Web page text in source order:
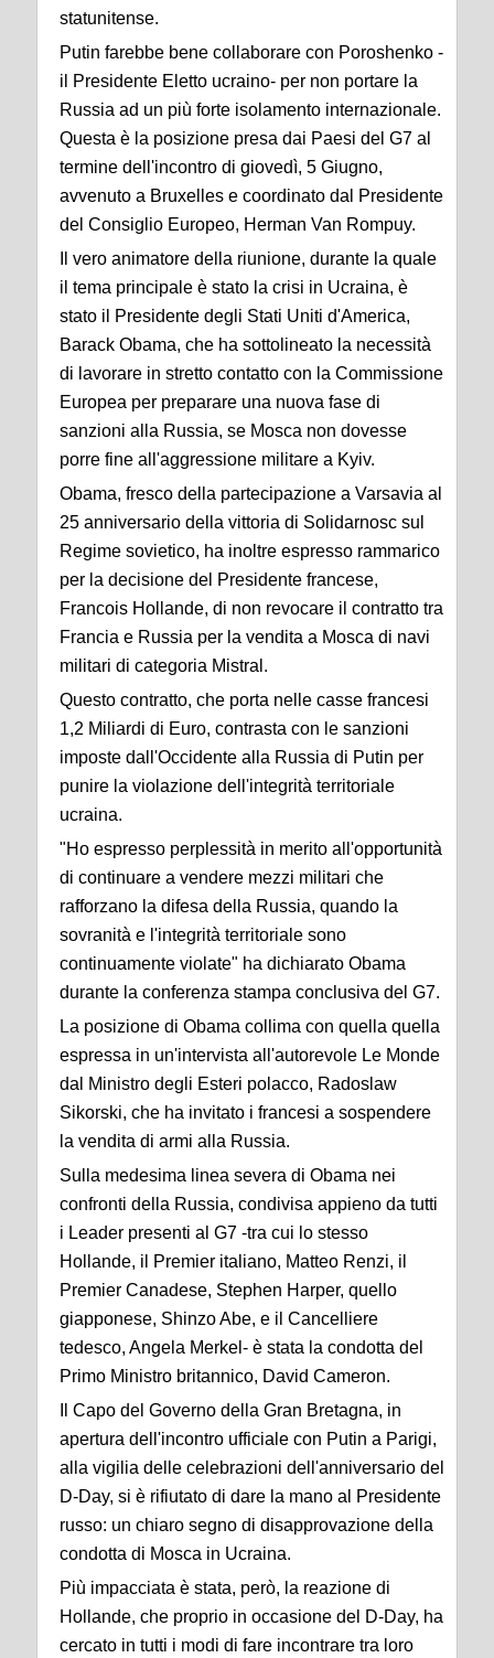
statunitense.
Putin farebbe bene collaborare con Poroshenko -
il Presidente Eletto ucraino- per non portare la
Russia ad un più forte isolamento internazionale.
Questa è la posizione presa dai Paesi del G7 al
termine dell'incontro di giovedì, 5 Giugno,
avvenuto a Bruxelles e coordinato dal Presidente
del Consiglio Europeo, Herman Van Rompuy.
Il vero animatore della riunione, durante la quale
il tema principale è stato la crisi in Ucraina, è
stato il Presidente degli Stati Uniti d'America,
Barack Obama, che ha sottolineato la necessità
di lavorare in stretto contatto con la Commissione
Europea per preparare una nuova fase di
sanzioni alla Russia, se Mosca non dovesse
porre fine all'aggressione militare a Kyiv.
Obama, fresco della partecipazione a Varsavia al
25 anniversario della vittoria di Solidarnosc sul
Regime sovietico, ha inoltre espresso rammarico
per la decisione del Presidente francese,
Francois Hollande, di non revocare il contratto tra
Francia e Russia per la vendita a Mosca di navi
militari di categoria Mistral.
Questo contratto, che porta nelle casse francesi
1,2 Miliardi di Euro, contrasta con le sanzioni
imposte dall'Occidente alla Russia di Putin per
punire la violazione dell'integrità territoriale
ucraina.
"Ho espresso perplessità in merito all'opportunità
di continuare a vendere mezzi militari che
rafforzano la difesa della Russia, quando la
sovranità e l'integrità territoriale sono
continuamente violate" ha dichiarato Obama
durante la conferenza stampa conclusiva del G7.
La posizione di Obama collima con quella quella
espressa in un'intervista all'autorevole Le Monde
dal Ministro degli Esteri polacco, Radoslaw
Sikorski, che ha invitato i francesi a sospendere
la vendita di armi alla Russia.
Sulla medesima linea severa di Obama nei
confronti della Russia, condivisa appieno da tutti
i Leader presenti al G7 -tra cui lo stesso
Hollande, il Premier italiano, Matteo Renzi, il
Premier Canadese, Stephen Harper, quello
giapponese, Shinzo Abe, e il Cancelliere
tedesco, Angela Merkel- è stata la condotta del
Primo Ministro britannico, David Cameron.
Il Capo del Governo della Gran Bretagna, in
apertura dell'incontro ufficiale con Putin a Parigi,
alla vigilia delle celebrazioni dell'anniversario del
D-Day, si è rifiutato di dare la mano al Presidente
russo: un chiaro segno di disapprovazione della
condotta di Mosca in Ucraina.
Più impacciata è stata, però, la reazione di
Hollande, che proprio in occasione del D-Day, ha
cercato in tutti i modi di fare incontrare tra loro